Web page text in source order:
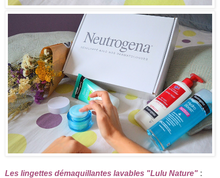
Les lingettes démaquillantes lavables "Lulu Nature" :